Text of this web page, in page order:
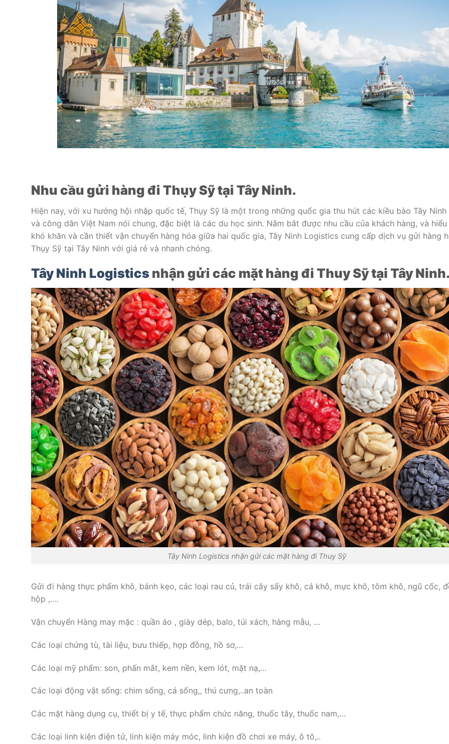
Nhu cầu gửi hàng đi Thụy Sỹ tại Tây Ninh.
Hiện nay, với xu hướng hội nhập quốc tế, Thụy Sỹ là một trong những quốc gia thu hút các kiều bào Tây
và công dân Việt Nam nói chung, đặc biệt là các du học sinh. Nắm bắt được nhu cầu của khách hàng, và
khó khăn và cần thiết vận chuyển hàng hóa giữa hai quốc gia, Tây Ninh Logistics cung cấp dịch vụ gửi hàng
Thụy Sỹ tại Tây Ninh với giá rẻ và nhanh chóng.
Tây Ninh Logisticsnhận gửi các mặt hàng đi Thuy Sỹ tại Tây
Tây Ninh Logistics nhận gửi các mặt hàng đi Thuy Sỹ
Gửi đi hàng thực phẩm khô, bánh kẹo, các loại rau củ, trái cây sấy khô, cá khô, mực khô, tôm khô, ngũ cốc,
hộp ,….
Vận chuyển Hàng may mặc : quần áo , giày dép, balo, túi xách, hàng mẫu, …
Các loại chứng tù, tài liệu, bưu thiếp, hợp đồng, hồ sơ,…
Các loại mỹ phẩm: son, phấn mắt, kem nền, kem lót, mặt nạ,…
Các loại động vật sống: chim sống, cá sống,, thú cưng,..an toàn
Các mặt hàng dụng cụ, thiết bị y tế, thực phẩm chức năng, thuốc tây, thuốc nam,…
Các loại linh kiện điện tử, linh kiện máy móc, linh kiện đồ chơi xe máy, ô tô,..